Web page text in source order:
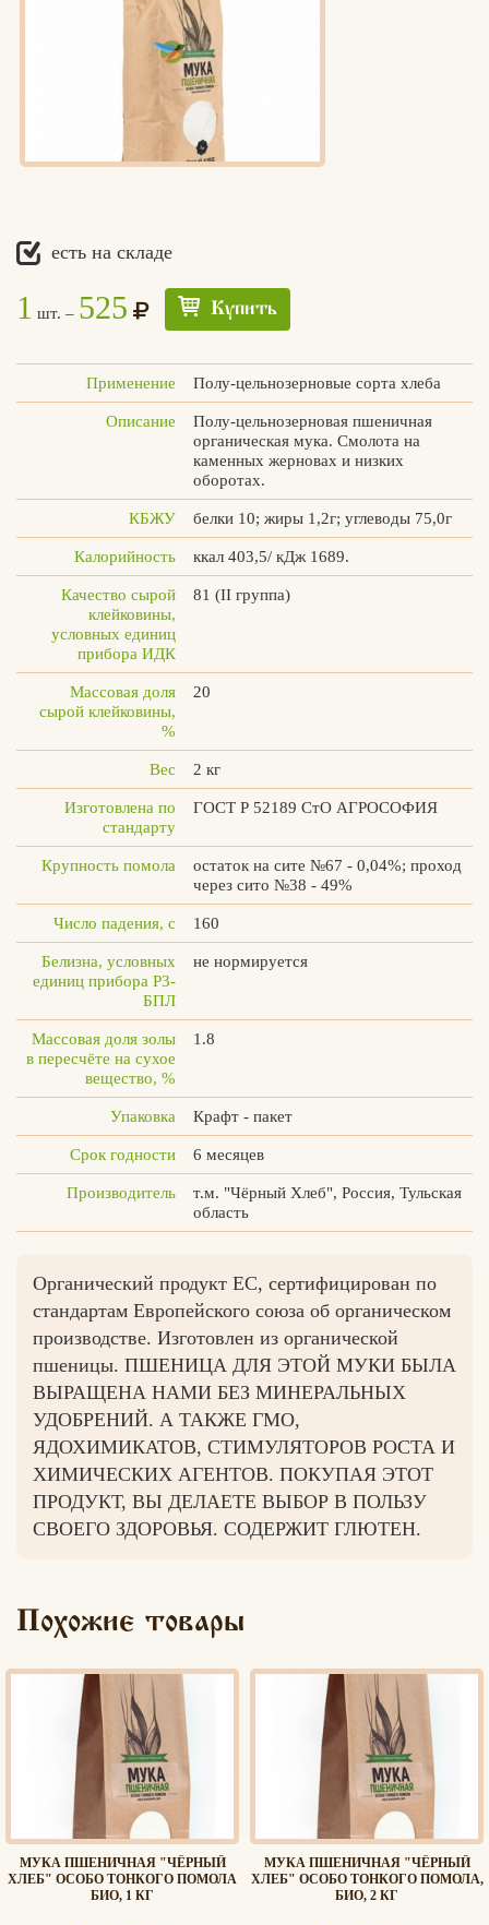
Вконтакте
Max
есть на складе
1 шт. – 525 Купить
Применение Полу-цельнозерновые сорта хлеба
Описание
Полу-цельнозерновая пшеничная
органическая мука. Смолота на
каменных жерновах и низких
оборотах.
КБЖУ белки 10; жиры 1,2г; углеводы 75,0г
Калорийность ккал 403,5/ кДж 1689.
Качество сырой
клейковины,
условных единиц
прибора ИДК
81 (II группа)
Массовая доля
сырой клейковины,
%
20
Вес 2 кг
Изготовлена по
стандарту
ГОСТ Р 52189 СтО АГРОСОФИЯ
Крупность помола
остаток на сите №67 - 0,04%; проход
через сито №38 - 49%
Число падения, с 160
Белизна, условных
единиц прибора Р3-
БПЛ
не нормируется
Массовая доля золы
в пересчёте на сухое
вещество, %
1.8
Упаковка Крафт - пакет
Срок годности 6 месяцев
Производитель
т.м. "Чёрный Хлеб", Россия, Тульская
область
Органический продукт ЕС, сертифицирован по
стандартам Европейского союза об органическом
производстве. Изготовлен из органической
пшеницы. ПШЕНИЦА ДЛЯ ЭТОЙ МУКИ БЫЛА
ВЫРАЩЕНА НАМИ БЕЗ МИНЕРАЛЬНЫХ
УДОБРЕНИЙ. А ТАКЖЕ ГМО,
ЯДОХИМИКАТОВ, СТИМУЛЯТОРОВ РОСТА И
ХИМИЧЕСКИХ АГЕНТОВ. ПОКУПАЯ ЭТОТ
ПРОДУКТ, ВЫ ДЕЛАЕТЕ ВЫБОР В ПОЛЬЗУ
СВОЕГО ЗДОРОВЬЯ. СОДЕРЖИТ ГЛЮТЕН.
Похожие товары
МУКА ПШЕНИЧНАЯ "ЧЁРНЫЙ
ХЛЕБ" ОСОБО ТОНКОГО ПОМОЛА
БИО, 1 КГ
МУКА ПШЕНИЧНАЯ "ЧЁРНЫЙ
ХЛЕБ" ОСОБО ТОНКОГО ПОМОЛА,
БИО, 2 КГ